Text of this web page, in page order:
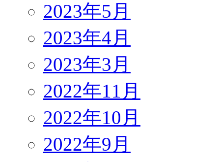
2023年5月
2023年4月
2023年3月
2022年11月
2022年10月
2022年9月